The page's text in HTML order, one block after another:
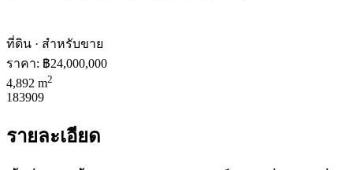
ที่ดิน · สำหรับขาย
ราคา: ฿24,000,000
4,892 m2
183909
รายละเอียด